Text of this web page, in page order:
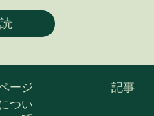
ージ
つい
記事